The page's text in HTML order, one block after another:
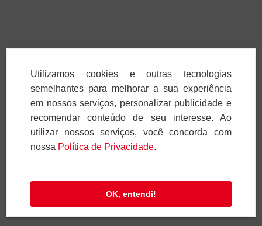
Utilizamos cookies e outras tecnologias
semelhantes para melhorar a sua experiência
em nossos serviços, personalizar publicidade e
recomendar conteúdo de seu interesse. Ao
utilizar nossos serviços, você concorda com
nossa Polí­tica de Privacidade.
OK, entendi!